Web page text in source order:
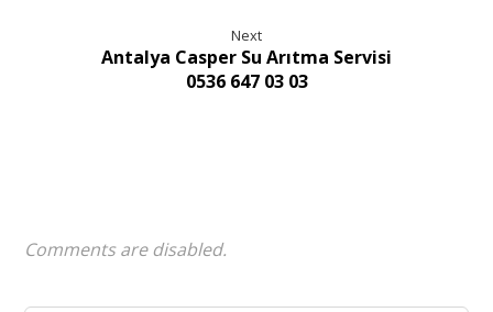
Next
Antalya Casper Su Arıtma Servisi
0536 647 03 03
Comments are disabled.